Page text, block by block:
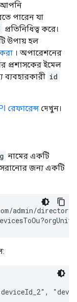
আপনি
পারেন যা
প্রতিনিধিত্ব করে।
উপায় হল
। অপারেশনের
প্রশাসকের ইমেল
id
রেফারেন্স দেখুন।
নামের একটি
সরানোর জন্য একটি
admin/directory/